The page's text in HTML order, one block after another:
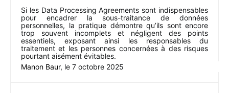
Si les Data Processing Agreements sont indispensables
pour encadrer la sous-traitance de données
personnelles, la pratique démontre qu’ils sont encore
trop souvent incomplets et négligent des points
essentiels, exposant ainsi les responsables du
traitement et les personnes concernées à des risques
pourtant aisément évitables.
Manon Baur, le 7 octobre 2025